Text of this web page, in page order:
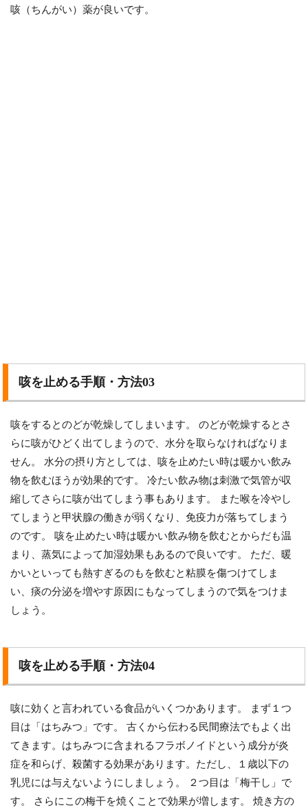
咳（ちんがい）薬が良いです。
咳を止める手順・方法03
咳をするとのどが乾燥してしまいます。 のどが乾燥するとさ
らに咳がひどく出てしまうので、水分を取らなければなりま
せん。 水分の摂り方としては、咳を止めたい時は暖かい飲み
物を飲むほうが効果的です。 冷たい飲み物は刺激で気管が収
縮してさらに咳が出てしまう事もあります。 また喉を冷やし
てしまうと甲状腺の働きが弱くなり、免疫力が落ちてしまう
のです。 咳を止めたい時は暖かい飲み物を飲むとからだも温
まり、蒸気によって加湿効果もあるので良いです。 ただ、暖
かいといっても熱すぎるのもを飲むと粘膜を傷つけてしま
い、痰の分泌を増やす原因にもなってしまうので気をつけま
しょう。
咳を止める手順・方法04
咳に効くと言われている食品がいくつかあります。 まず１つ
目は「はちみつ」です。 古くから伝わる民間療法でもよく出
てきます。はちみつに含まれるフラボノイドという成分が炎
症を和らげ、殺菌する効果があります。ただし、１歳以下の
乳児には与えないようにしましょう。 ２つ目は「梅干し」で
す。 さらにこの梅干を焼くことで効果が増します。 焼き方の